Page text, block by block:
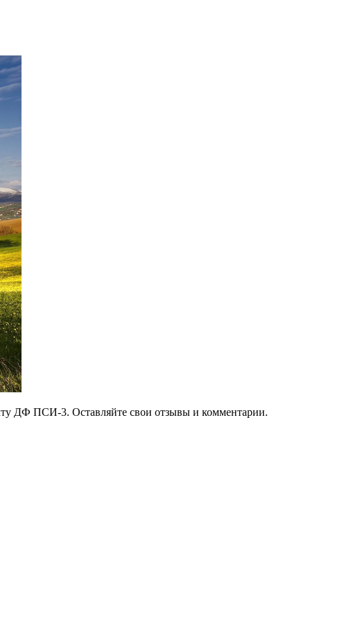
ДФ ПСИ-3. Оставляйте свои отзывы и комментарии.